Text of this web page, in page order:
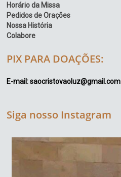
Horário da Missa
Pedidos de Orações
Nossa História
Colabore
PIX PARA DOAÇÕES:
E-mail: saocristovaoluz@gmail.com
Siga nosso Instagram